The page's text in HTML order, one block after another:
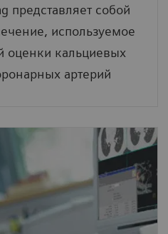
представляет собой
используемое
оценки кальциевых
артерий